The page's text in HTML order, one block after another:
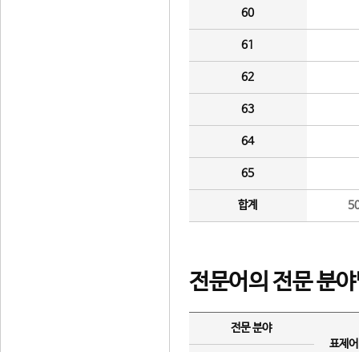
60
61
62
63
64
65
합계
전문어의 전문 분
전문 분야
표제